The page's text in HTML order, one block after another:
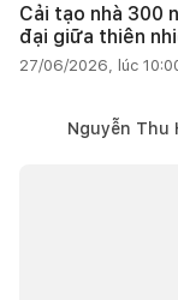
Cải tạo nhà 300
đại giữa thiên
27/06/2026, lúc
Nguyễn Thu